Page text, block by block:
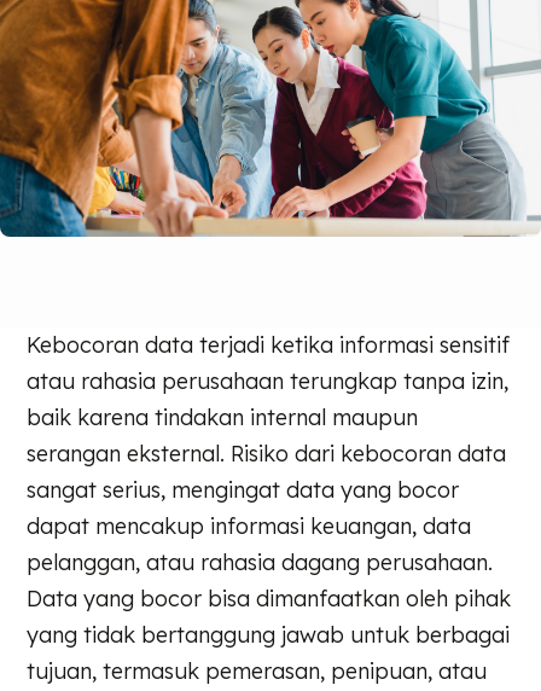
Kebocoran data terjadi ketika informasi sensitif
atau rahasia perusahaan terungkap tanpa izin,
baik karena tindakan internal maupun
serangan eksternal. Risiko dari kebocoran data
sangat serius, mengingat data yang bocor
dapat mencakup informasi keuangan, data
pelanggan, atau rahasia dagang perusahaan.
Data yang bocor bisa dimanfaatkan oleh pihak
yang tidak bertanggung jawab untuk berbagai
tujuan, termasuk pemerasan, penipuan, atau